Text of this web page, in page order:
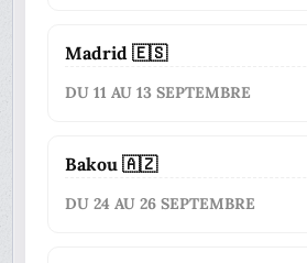
Madrid 🇪🇸
DU 11 AU 13 SEPTEMBRE
Bakou 🇦🇿
DU 24 AU 26 SEPTEMBRE